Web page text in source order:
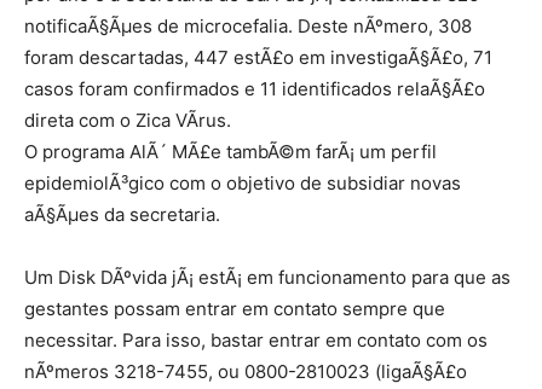
notificaÃ§Ãµes de microcefalia. Deste nÃºmero, 308
foram descartadas, 447 estÃ£o em investigaÃ§Ã£o, 71
casos foram confirmados e 11 identificados relaÃ§Ã£o
direta com o Zica VÃ­rus.
O programa AlÃ´ MÃ£e tambÃ©m farÃ¡ um perfil
epidemiolÃ³gico com o objetivo de subsidiar novas
aÃ§Ãµes da secretaria.
Um Disk DÃºvida jÃ¡ estÃ¡ em funcionamento para que as
gestantes possam entrar em contato sempre que
necessitar. Para isso, bastar entrar em contato com os
nÃºmeros 3218-7455, ou 0800-2810023 (ligaÃ§Ã£o